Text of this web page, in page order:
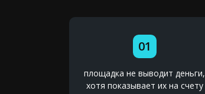
01
площадка не выводит деньги,
хотя показывает их на счету